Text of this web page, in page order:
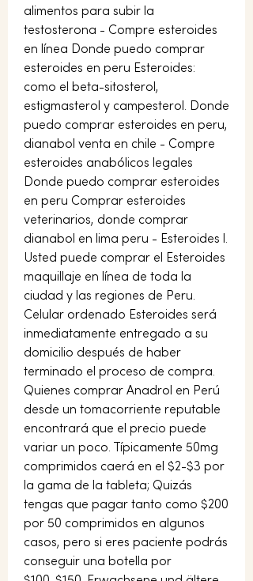
alimentos para subir la
testosterona - Compre esteroides
en línea Donde puedo comprar
esteroides en peru Esteroides:
como el beta-sitosterol,
estigmasterol y campesterol. Donde
puedo comprar esteroides en peru,
dianabol venta en chile - Compre
esteroides anabólicos legales
Donde puedo comprar esteroides
en peru Comprar esteroides
veterinarios, donde comprar
dianabol en lima peru - Esteroides l.
Usted puede comprar el Esteroides
maquillaje en línea de toda la
ciudad y las regiones de Peru.
Celular ordenado Esteroides será
inmediatamente entregado a su
domicilio después de haber
terminado el proceso de compra.
Quienes comprar Anadrol en Perú
desde un tomacorriente reputable
encontrará que el precio puede
variar un poco. Típicamente 50mg
comprimidos caerá en el $2-$3 por
la gama de la tableta; Quizás
tengas que pagar tanto como $200
por 50 comprimidos en algunos
casos, pero si eres paciente podrás
conseguir una botella por